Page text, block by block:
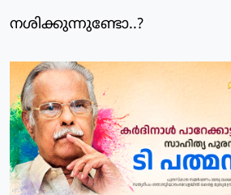
നശിക്കുന്നുണ്ടോ..?